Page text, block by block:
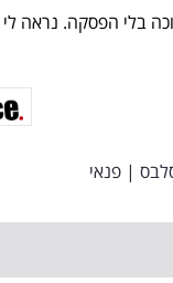
בלי הפסקה. נראה
| פנאי